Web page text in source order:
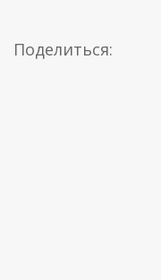
Поделиться: